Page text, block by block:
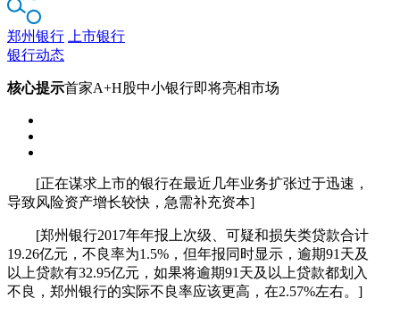
郑州银行
上市银行
银行动态
核心提示首家A+H股中小银行即将亮相市场
[正在谋求上市的银行在最近几年业务扩张过于迅速，
导致风险资产增长较快，急需补充资本]
[郑州银行2017年年报上次级、可疑和损失类贷款合计
19.26亿元，不良率为1.5%，但年报同时显示，逾期91天及
以上贷款有32.95亿元，如果将逾期91天及以上贷款都划入
不良，郑州银行的实际不良率应该更高，在2.57%左右。]